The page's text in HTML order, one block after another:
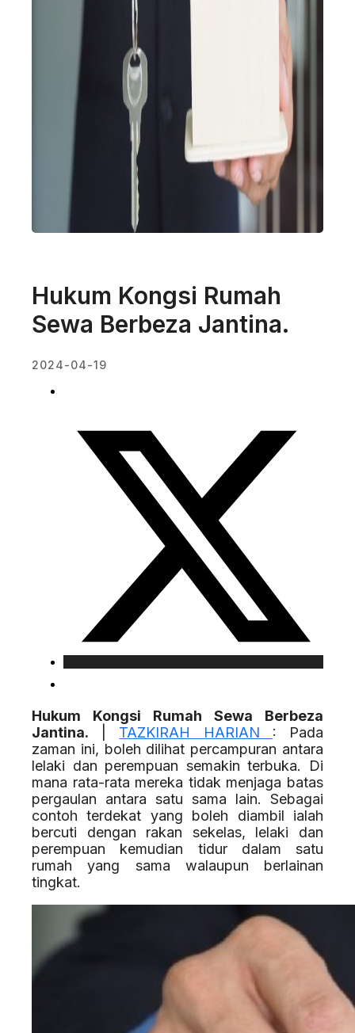
Hukum Kongsi Rumah
Sewa Berbeza Jantina.
2024-04-19
Hukum Kongsi Rumah Sewa Berbeza
Jantina.
TAZKIRAH HARIAN : Pada
zaman ini, boleh dilihat percampuran antara
lelaki dan perempuan semakin terbuka. Di
mana rata-rata mereka tidak menjaga batas
pergaulan antara satu sama lain. Sebagai
contoh terdekat yang boleh diambil ialah
bercuti dengan rakan sekelas, lelaki dan
perempuan kemudian tidur dalam satu
rumah yang sama walaupun berlainan
tingkat.